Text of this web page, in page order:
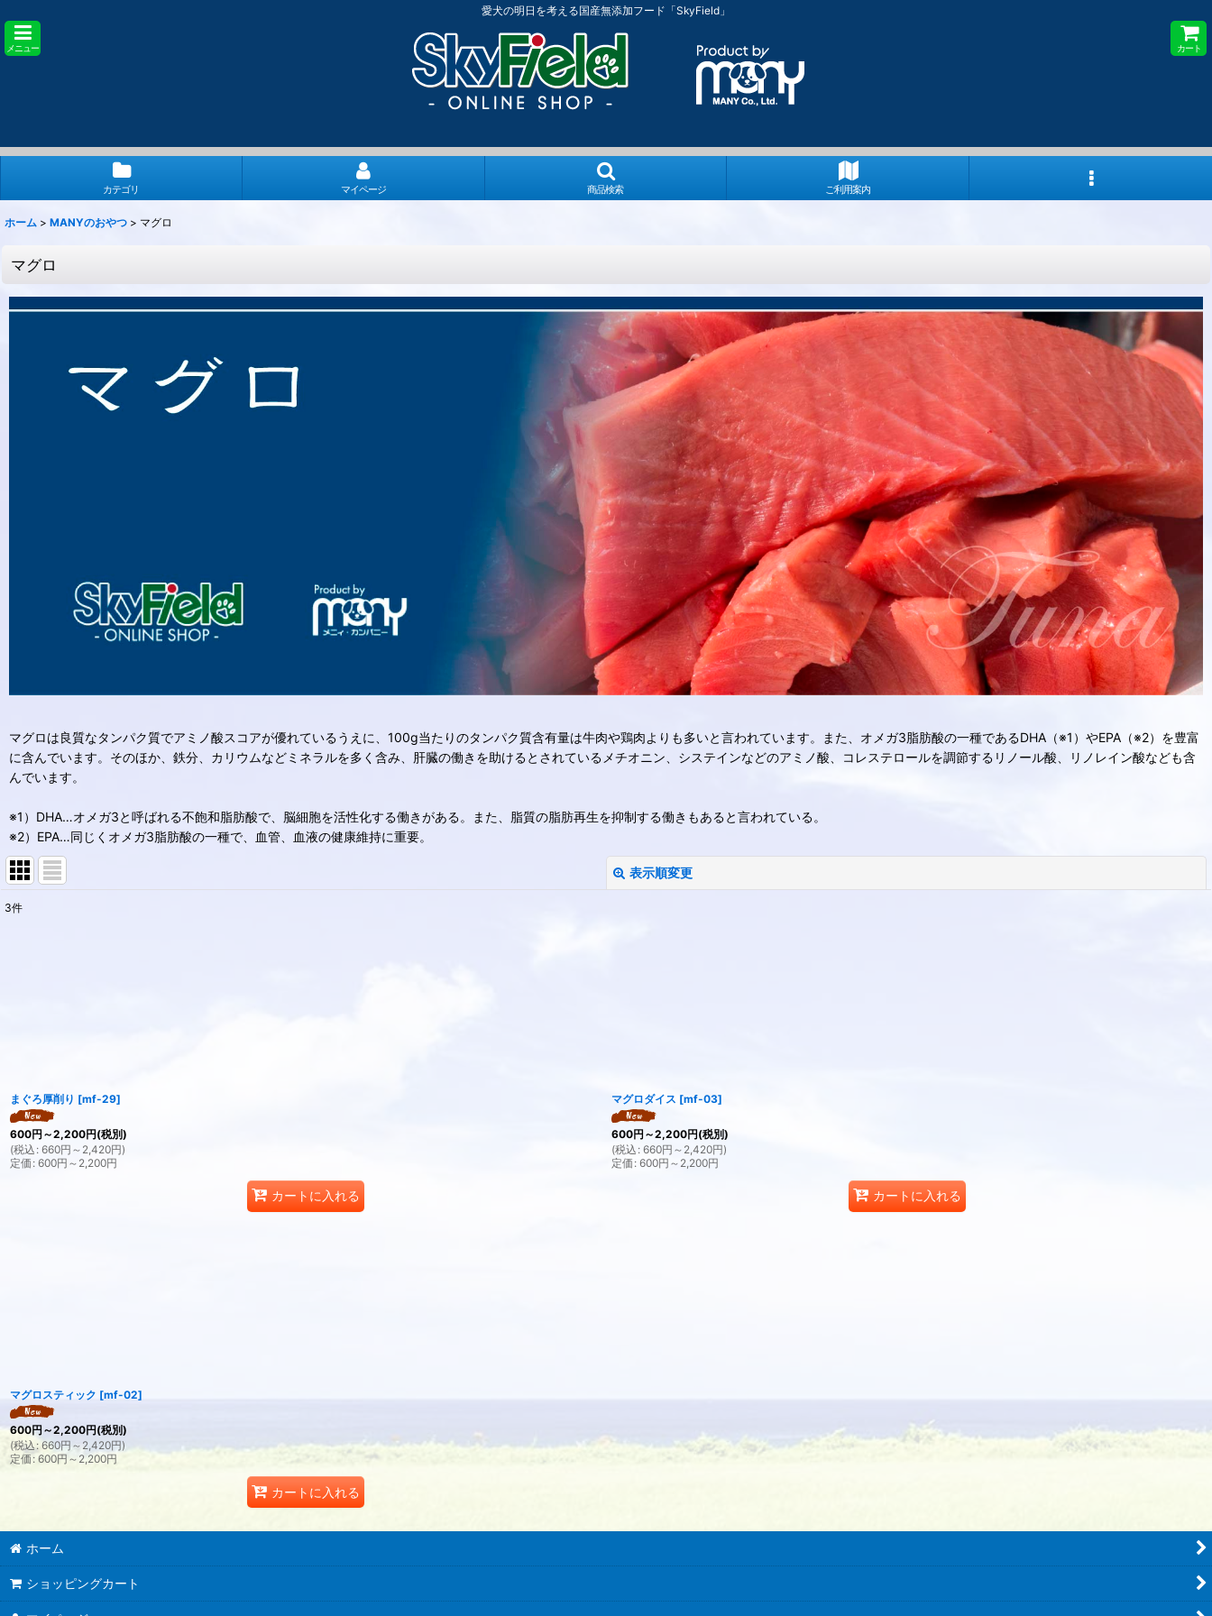
愛犬の明日を考える国産無添加フード「SkyField」
メニュー カート
カテゴリ マイページ 商品検索 ご利用案内
ホーム > MANYのおやつ > マグロ
マグロ
マグロは良質なタンパク質でアミノ酸スコアが優れているうえに、100g当たりのタンパク質含有量は牛肉や鶏肉よりも多いと言われています。また、オメガ3脂肪酸の一種であるDHA（※1）やEPA（※2）を豊富
に含んでいます。そのほか、鉄分、カリウムなどミネラルを多く含み、肝臓の働きを助けるとされているメチオニン、システインなどのアミノ酸、コレステロールを調節するリノール酸、リノレイン酸なども含
んでいます。
※1）DHA…オメガ3と呼ばれる不飽和脂肪酸で、脳細胞を活性化する働きがある。また、脂質の脂肪再生を抑制する働きもあると言われている。
※2）EPA…同じくオメガ3脂肪酸の一種で、血管、血液の健康維持に重要。
表示順変更
3件
まぐろ厚削り [mf-29]
600円 ～2,200円(税別)
(税込 : 660円 ～2,420円)
定価 : 600円 ～2,200円
カートに入れる
マグロダイス [mf-03]
600円 ～2,200円(税別)
(税込 : 660円 ～2,420円)
定価 : 600円 ～2,200円
カートに入れる
マグロスティック [mf-02]
600円 ～2,200円(税別)
(税込 : 660円 ～2,420円)
定価 : 600円 ～2,200円
カートに入れる
ホーム
ショッピングカート